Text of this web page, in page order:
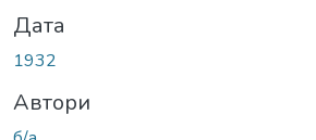
Дата
1932
Автори